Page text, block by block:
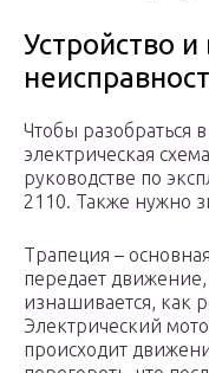
Устройство
Чтобы разобраться
электрическая
руководстве по
2110. Также нужно
Трапеция –
передает
изнашивается, как
Электрический
происходит